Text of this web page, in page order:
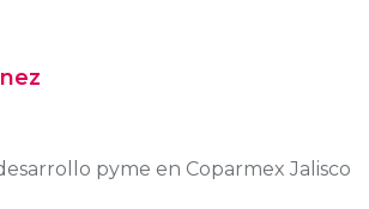
pyme en Coparmex Jalisco